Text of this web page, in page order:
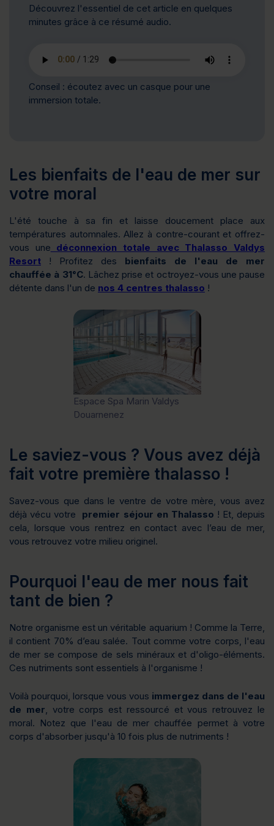
Découvrez l'essentiel de cet article en quelques
minutes grâce à ce résumé audio.
Conseil : écoutez avec un casque pour une
immersion totale.
Les bienfaits de l'eau de mer sur
votre moral
L'été touche à sa fin et laisse doucement place aux
températures automnales. Allez à contre-courant et offrez-
vous une déconnexion totale avec Thalasso Valdys
Resort ! Profitez des bienfaits de l'eau de mer
chauffée à 31°C. Lâchez prise et octroyez-vous une pause
détente dans l'un de nos 4 centres thalasso !
Espace Spa Marin Valdys
Douarnenez
Le saviez-vous ? Vous avez déjà
fait votre première thalasso !
Savez-vous que dans le ventre de votre mère, vous avez
déjà vécu votre premier séjour en Thalasso ! Et, depuis
cela, lorsque vous rentrez en contact avec l’eau de mer,
vous retrouvez votre milieu originel.
Pourquoi l'eau de mer nous fait
tant de bien ?
Notre organisme est un véritable aquarium ! Comme la Terre,
il contient 70% d’eau salée. Tout comme votre corps, l'eau
de mer se compose de sels minéraux et d'oligo-éléments.
Ces nutriments sont essentiels à l'organisme !
Voilà pourquoi, lorsque vous vous immergez dans de l'eau
de mer, votre corps est ressourcé et vous retrouvez le
moral. Notez que l'eau de mer chauffée permet à votre
corps d'absorber jusqu'à 10 fois plus de nutriments !